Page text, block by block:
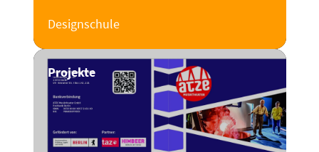
Designschule
Projekte